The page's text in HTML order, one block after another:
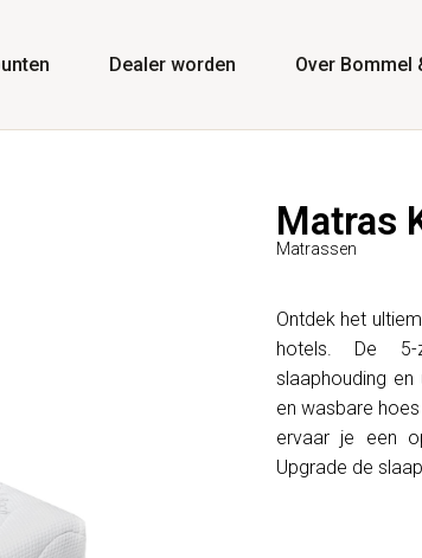
Dealer worden Over Bommel
Matras
Matrassen
Ontdek het
hotels. De 5-
slaaphouding
en wasbare
ervaar je een
Upgrade de